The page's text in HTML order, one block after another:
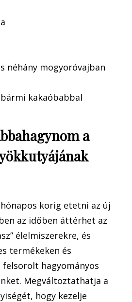
néhány mogyoróvajban
bármi kakaóbabbal
a
hónapos korig etetni az új
az időben áttérhet az
élelmiszerekre, és
termékeken és
hagyományos
Megváltoztathatja a
hogy kezelje